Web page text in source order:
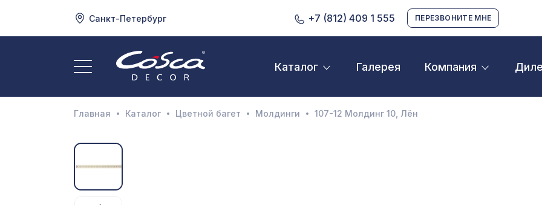
Санкт-Петербург +7 (812) 409 1 555 ПЕРЕЗВОНИТЕ МНЕ
Каталог Галерея Компания
3D орнамент
Акустические панели
Декоративные балки и брус
Главная Каталог Цветной багет Молдинги 107-12 Молдинг 10, Лён